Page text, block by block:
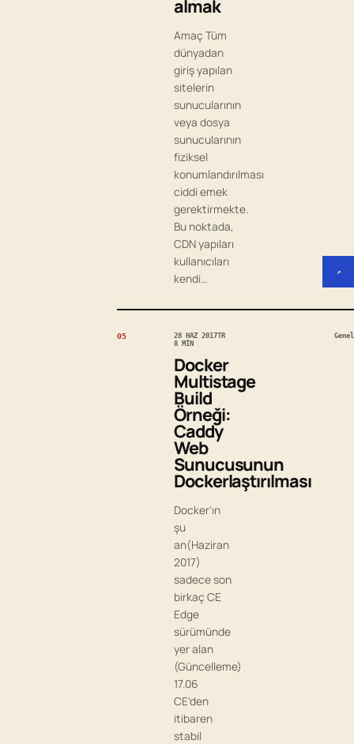
almak
Amaç Tüm
dünyadan
giriş yapılan
sitelerin
sunucularının
veya dosya
sunucularının
fiziksel
konumlandırılması
ciddi emek
gerektirmekte.
Bu noktada,
CDN yapıları
kullanıcıları
kendi…
↗
05 28 HAZ 2017TR
8 MIN
Docker
Multistage
Build
Örneği:
Caddy
Web
Sunucusunun
Dockerlaştırılması
Docker’ın
şu
an(Haziran
2017)
sadece son
birkaç CE
Edge
sürümünde
yer alan
(Güncelleme)
17.06
CE’den
itibaren
stabil
Genel